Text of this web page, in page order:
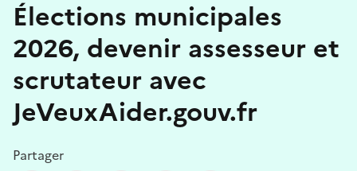
Élections municipales
2026, devenir assesseur et
scrutateur avec
JeVeuxAider.gouv.fr
Partager